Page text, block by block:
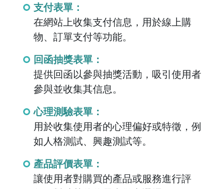
支付表單：
在網站上收集支付信息，用於線上購
物、訂單支付等功能。
回函抽獎表單：
提供回函以參與抽獎活動，吸引使用者
參與並收集其信息。
心理測驗表單：
用於收集使用者的心理偏好或特徵，例
如人格測試、興趣測試等。
產品評價表單：
讓使用者對購買的產品或服務進行評